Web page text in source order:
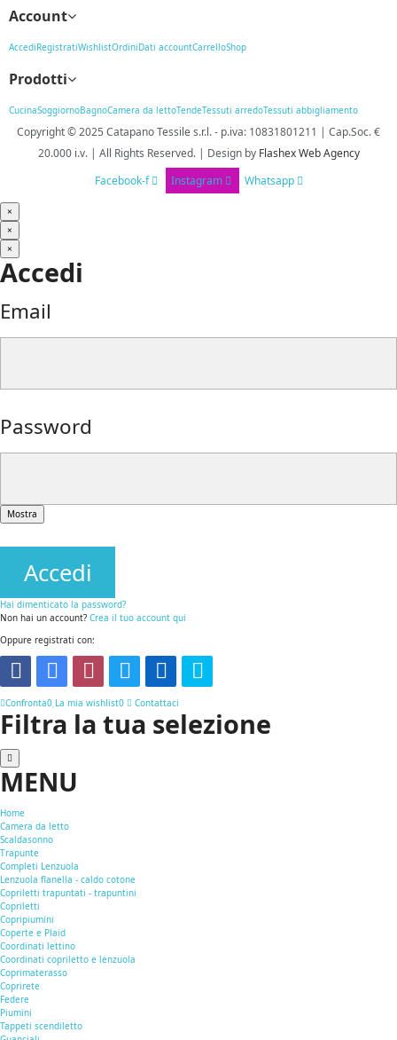
Account
AccediRegistratiWishlistOrdiniDati accountCarrelloShop
Prodotti
CucinaSoggiornoBagnoCamera da lettoTendeTessuti arredoTessuti abbigliamento
Copyright © 2025 Catapano Tessile s.r.l.- p.iva: 10831801211 | Cap.Soc. €
20.000 i.v. | All Rights Reserved. | Designby Flashex Web Agency
Facebook-f
Instagram Whatsapp
×
×
×
Accedi
Email
Password
Mostra
Accedi
Hai dimenticato la password?
Non hai un account? Crea il tuo account qui
Oppure registrati con:
Confronta0 La mia wishlist0 Contattaci
Filtra la tua selezione
MENU
Home
Camera da letto
Scaldasonno
Trapunte
Completi Lenzuola
Lenzuola flanella - caldo cotone
Copriletti trapuntati - trapuntini
Copriletti
Copripiumini
Coperte e Plaid
Coordinati lettino
Coordinati copriletto e lenzuola
Coprimaterasso
Coprirete
Federe
Piumini
Tappeti scendiletto